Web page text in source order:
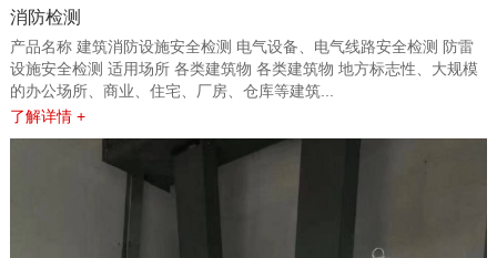
消防检测
产品名称 建筑消防设施安全检测 电气设备、电气线路安全检测 防雷
设施安全检测 适用场所 各类建筑物 各类建筑物 地方标志性、大规模
的办公场所、商业、住宅、厂房、仓库等建筑...
了解详情 +